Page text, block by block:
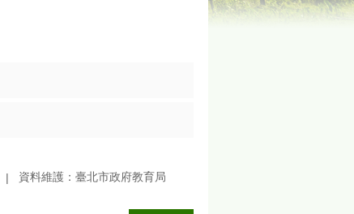
資料維護：臺北市政府教育局